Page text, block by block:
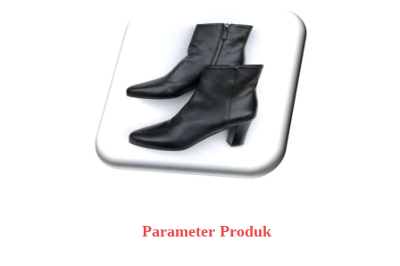
Parameter Produk